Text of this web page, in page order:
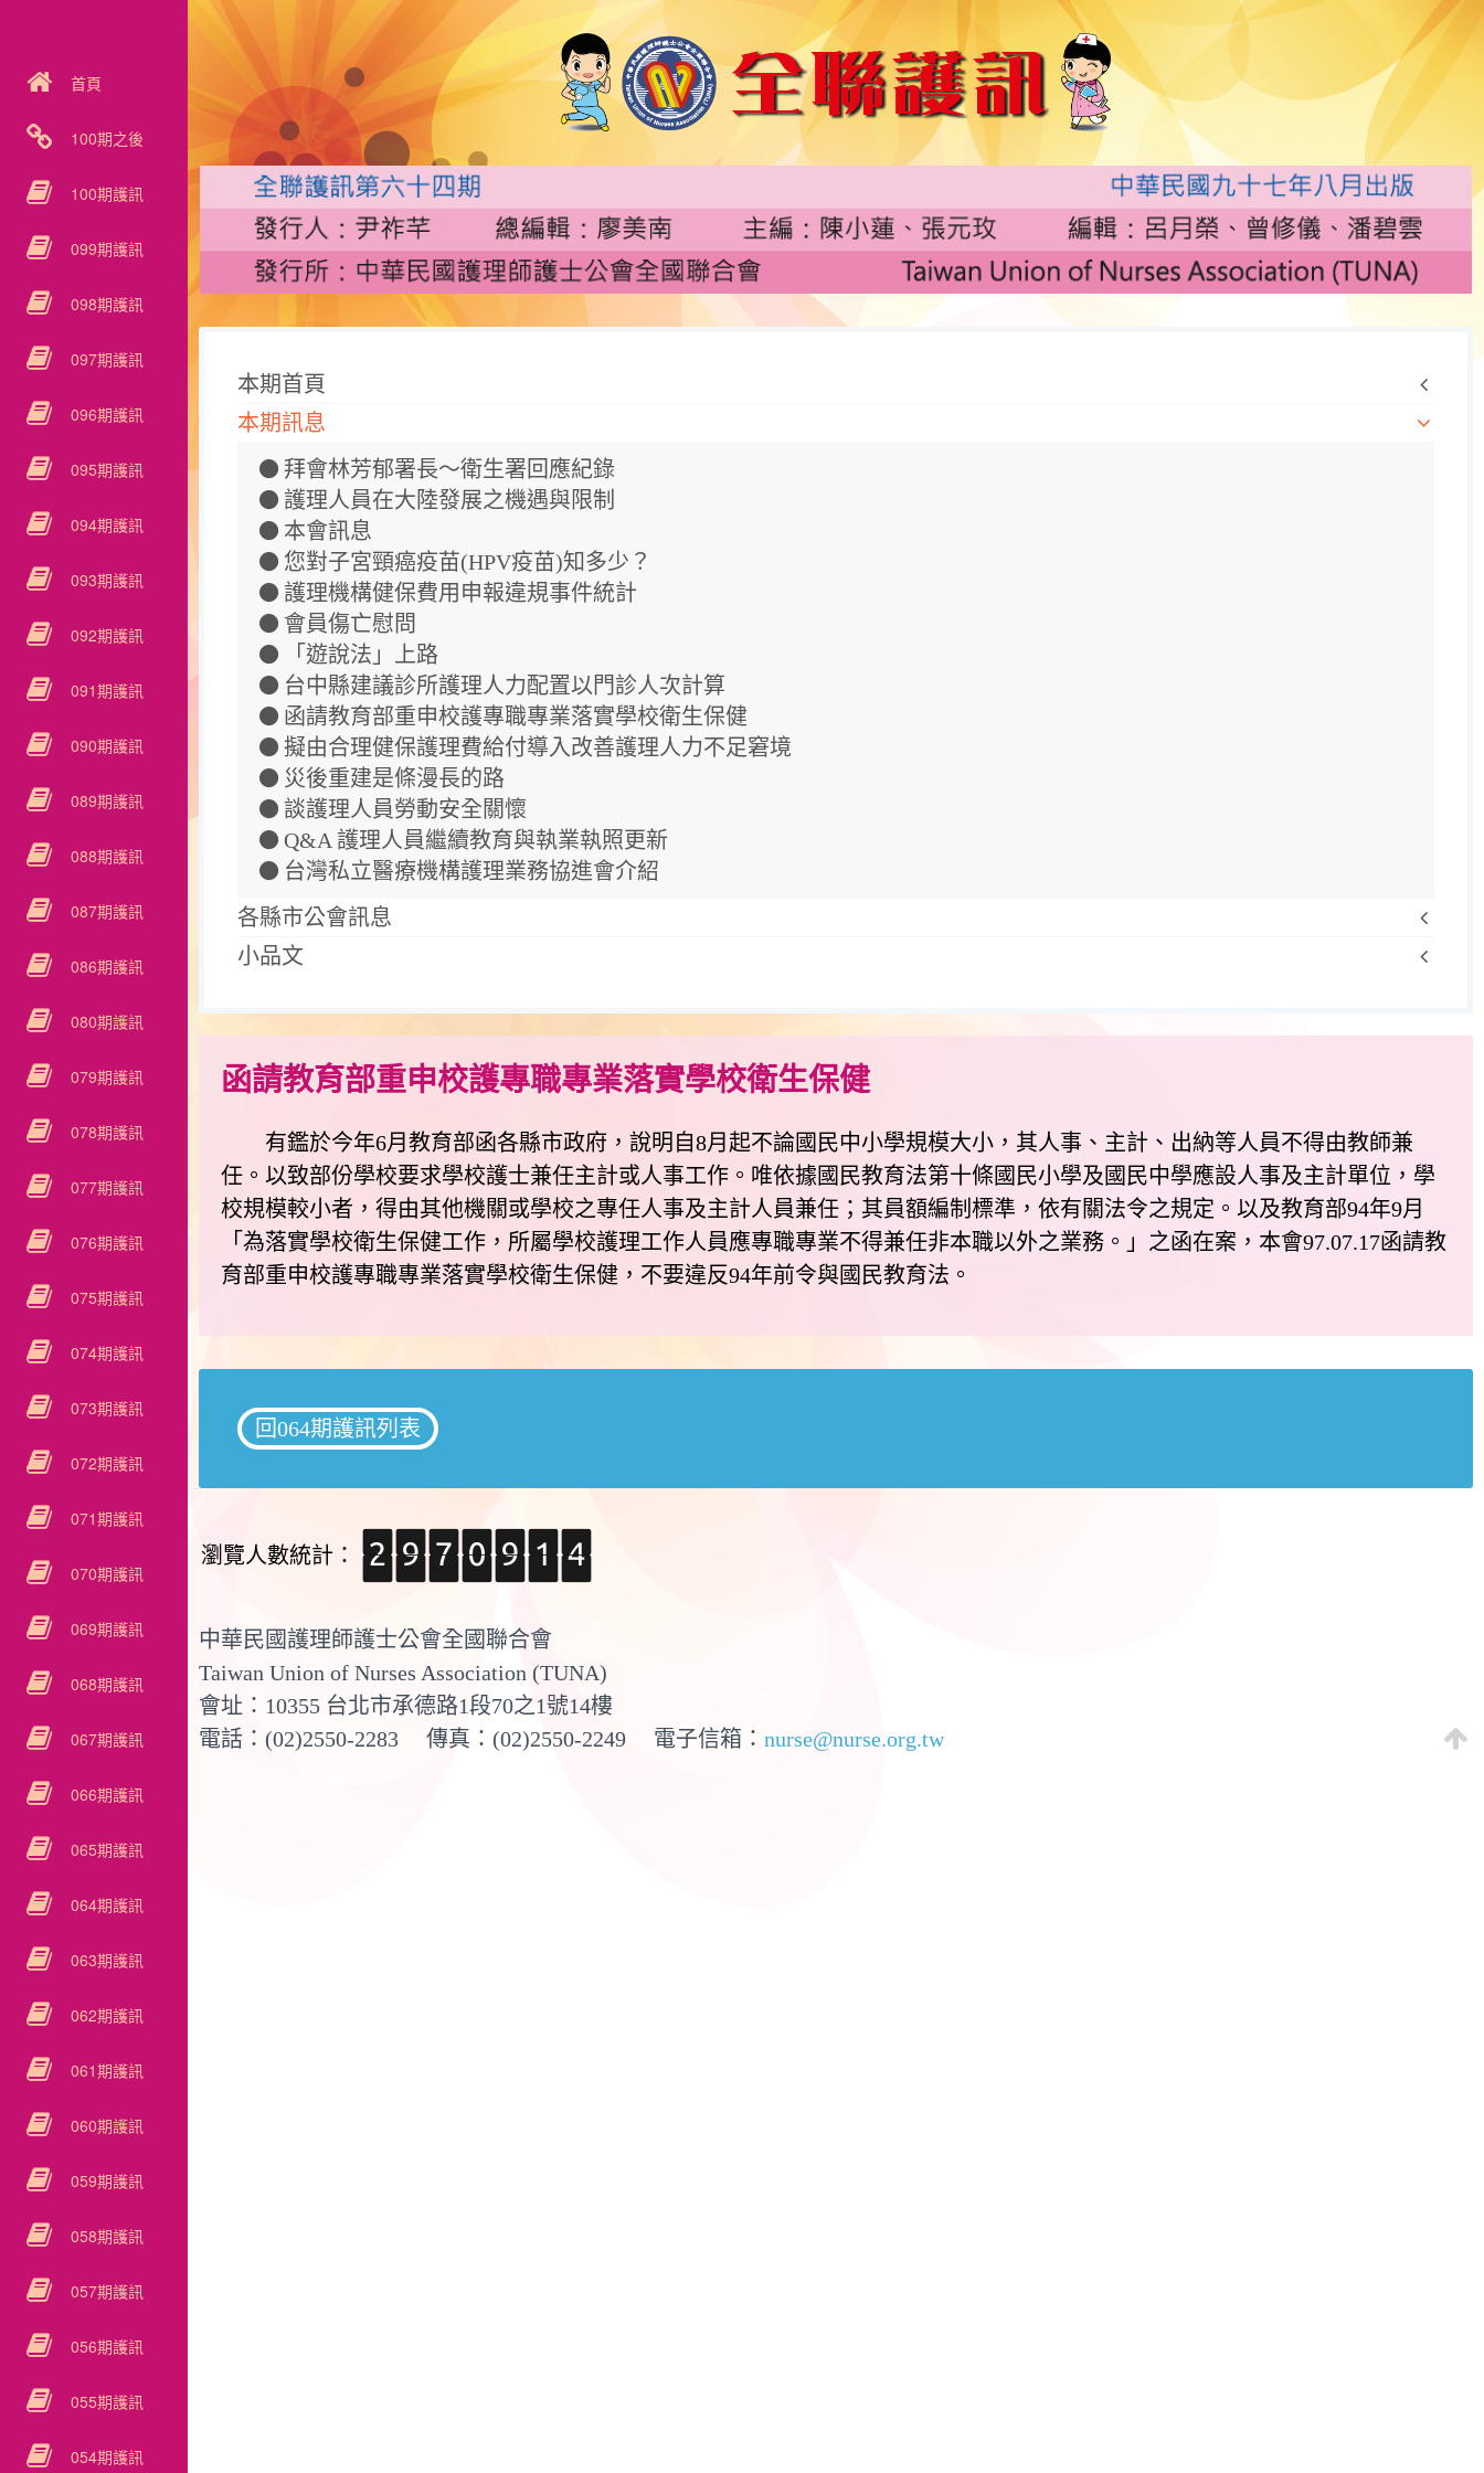
首頁
100期之後
100期護訊
099期護訊
098期護訊
097期護訊
096期護訊
095期護訊
094期護訊
093期護訊
092期護訊
091期護訊
090期護訊
089期護訊
088期護訊
087期護訊
086期護訊
080期護訊
079期護訊
078期護訊
077期護訊
076期護訊
075期護訊
074期護訊
073期護訊
072期護訊
071期護訊
070期護訊
069期護訊
068期護訊
067期護訊
066期護訊
065期護訊
064期護訊
063期護訊
062期護訊
061期護訊
060期護訊
059期護訊
058期護訊
057期護訊
056期護訊
055期護訊
054期護訊
本期首頁
本期訊息
拜會林芳郁署長～衛生署回應紀錄
護理人員在大陸發展之機遇與限制
本會訊息
您對子宮頸癌疫苗(HPV疫苗)知多少？
護理機構健保費用申報違規事件統計
會員傷亡慰問
「遊說法」上路
台中縣建議診所護理人力配置以門診人次計算
函請教育部重申校護專職專業落實學校衛生保健
擬由合理健保護理費給付導入改善護理人力不足窘境
災後重建是條漫長的路
談護理人員勞動安全關懷
Q&A 護理人員繼續教育與執業執照更新
台灣私立醫療機構護理業務協進會介紹
各縣市公會訊息
小品文
函請教育部重申校護專職專業落實學校衛生保健
有鑑於今年6月教育部函各縣市政府，說明自8月起不論國民中小學規模大小，其人事、主計、出納等人員不得由教師兼
任。以致部份學校要求學校護士兼任主計或人事工作。唯依據國民教育法第十條國民小學及國民中學應設人事及主計單位，學
校規模較小者，得由其他機關或學校之專任人事及主計人員兼任；其員額編制標準，依有關法令之規定。以及教育部94年9月
「為落實學校衛生保健工作，所屬學校護理工作人員應專職專業不得兼任非本職以外之業務。」之函在案，本會97.07.17函請教
育部重申校護專職專業落實學校衛生保健，不要違反94年前令與國民教育法。
回064期護訊列表
瀏覽人數統計：
中華民國護理師護士公會全國聯合會
Taiwan Union of Nurses Association (TUNA)
會址：10355 台北市承德路1段70之1號14樓
電話：(02)2550-2283 傳真：(02)2550-2249 電子信箱： nurse@nurse.org.tw